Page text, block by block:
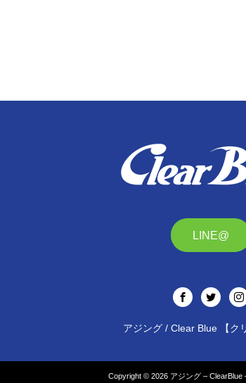
LINE@
アジング / Clear Blue 【ク
Copyright © 2026 アジング – ClearBlue